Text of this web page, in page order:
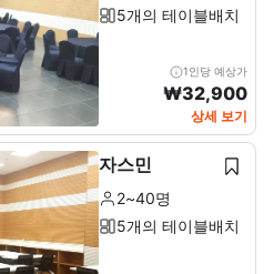
5개의 테이블배치
1인당 예상가
₩32,900
상세 보기
자스민
2~40명
5개의 테이블배치